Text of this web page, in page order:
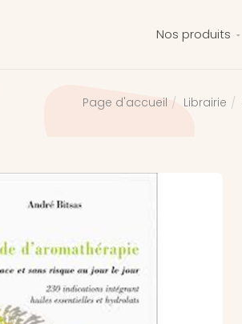
Nos produits
Page d'accueil Librairie